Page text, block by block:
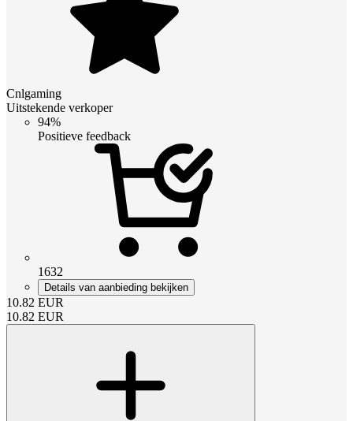
Cnlgaming
Uitstekende verkoper
94%
Positieve feedback
1632
Details van aanbieding bekijken
10.82 EUR
10.82 EUR